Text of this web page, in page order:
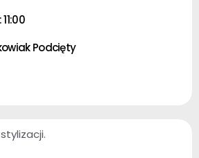
Podcięty